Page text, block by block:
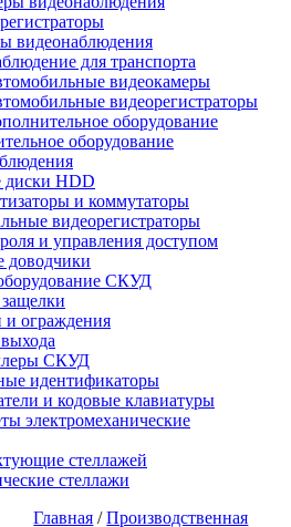
видеонаблюдения
для транспорта
видеокамеры
видеорегистраторы
оборудование
оборудование
диски HDD
и коммутаторы
видеорегистраторы
и управления доступом
доводчики
СКУД
и ограждения
СКУД
идентификаторы
и кодовые клавиатуры
электромеханические
стеллажей
стеллажи
Главная /Производственная